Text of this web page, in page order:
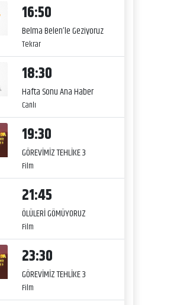
16:50
Belma Belen’le Geziyoruz
Tekrar
18:30
Hafta Sonu Ana Haber
Canlı
19:30
GÖREVİMİZ TEHLİKE 3
Film
21:45
ÖLÜLERİ GÖMÜYORUZ
Film
23:30
GÖREVİMİZ TEHLİKE 3
Film